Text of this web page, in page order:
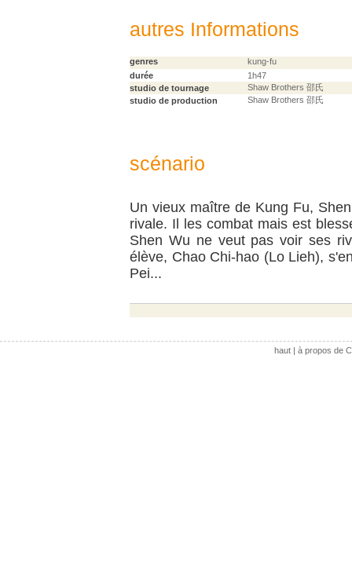
autres Informations
genres
kung-fu
durée
1h47
studio de tournage
Shaw Brothers 邵氏
studio de production
Shaw Brothers 邵氏
scénario
Un vieux maître de Kung Fu,
rivale. Il les combat mais est
Shen Wu ne veut pas voir ses
élève, Chao Chi-hao (Lo Lieh),
Pei...
haut| à propos de